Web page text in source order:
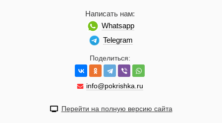
Поделиться:
info@pokrishka.ru
Написать нам:
Whatsapp
Telegram
Перейти на полную версию сайта